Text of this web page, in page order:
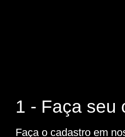
1 - Faça seu
Faça o cadastro em